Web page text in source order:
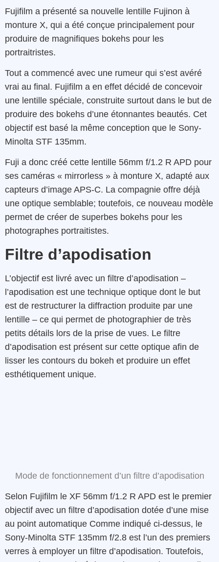
Fujifilm a présenté sa nouvelle lentille Fujinon à
monture X, qui a été conçue principalement pour
produire de magnifiques bokehs pour les
portraitristes.
Tout a commencé avec une rumeur qui s’est avéré
vrai au final. Fujifilm a en effet décidé de concevoir
une lentille spéciale, construite surtout dans le but de
produire des bokehs d’une étonnantes beautés. Cet
objectif est basé la même conception que le Sony-
Minolta STF 135mm.
Fuji a donc créé cette lentille 56mm f/1.2 R APD pour
ses caméras « mirrorless » à monture X, adapté aux
capteurs d’image APS-C. La compagnie offre déjà
une optique semblable; toutefois, ce nouveau modèle
permet de créer de superbes bokehs pour les
photographes portraitistes.
Filtre d’apodisation
L’objectif est livré avec un filtre d’apodisation –
l’apodisation est une technique optique dont le but
est de restructurer la diffraction produite par une
lentille – ce qui permet de photographier de très
petits détails lors de la prise de vues. Le filtre
d’apodisation est présent sur cette optique afin de
lisser les contours du bokeh et produire un effet
esthétiquement unique.
Mode de fonctionnement d’un filtre d’apodisation
Selon Fujifilm le XF 56mm f/1.2 R APD est le premier
objectif avec un filtre d’apodisation dotée d’une mise
au point automatique Comme indiqué ci-dessus, le
Sony-Minolta STF 135mm f/2.8 est l’un des premiers
verres à employer un filtre d’apodisation. Toutefois,